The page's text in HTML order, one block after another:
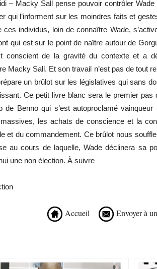
– Macky Sall pense pouvoir contrôler
qui l’informent sur les moindres faits et
ces individus, loin de connaître Wade,
qui est sur le point de naître autour de
conscient de la gravité du contexte et a
Macky Sall. Et son travail n’est pas de tout
un brûlot sur les législatives qui sans
Ce petit livre blanc sera le premier pas
de Benno qui s’est autoproclamé
les achats de conscience et la
et du commandement. Ce brûlot nous
au cours de laquelle, Wade déclinera sa
une non élection. À suivre
Accueil Envoyer à